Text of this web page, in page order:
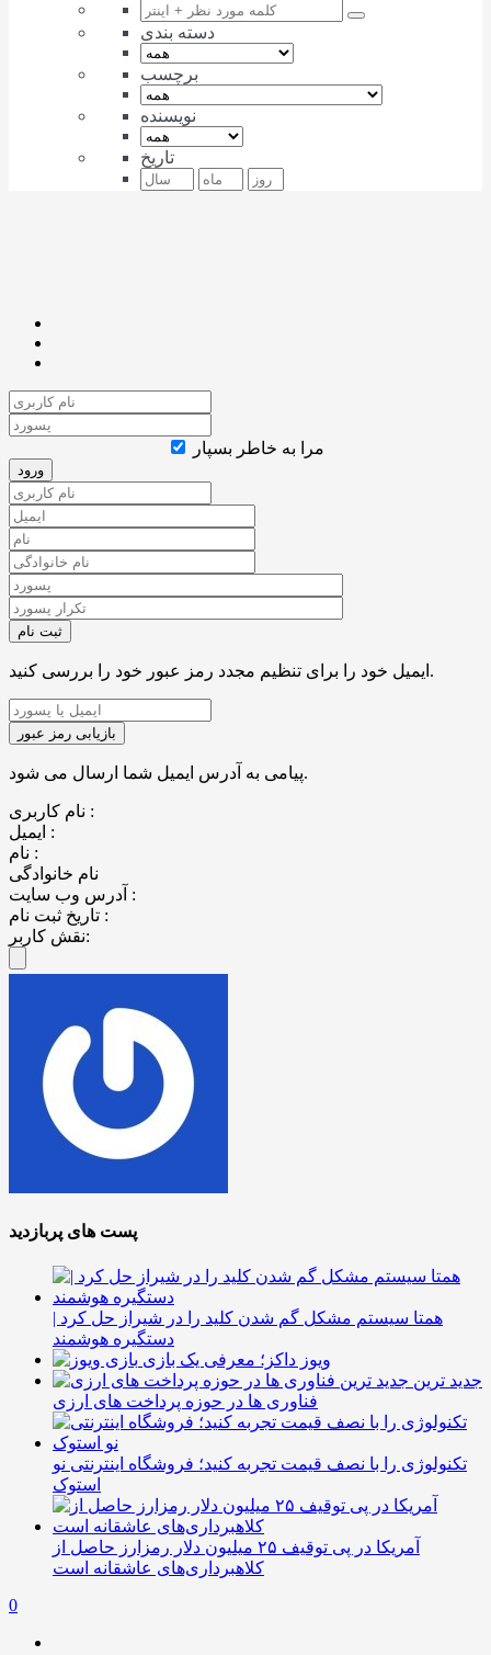
دسته بندی
برچسب
نویسنده
تاریخ
مرا به خاطر بسپار
ایمیل خود را برای تنظیم مجدد رمز عبور خود را بررسی کنید.
پیامی به آدرس ایمیل شما ارسال می شود.
نام کاربری :
ایمیل :
نام :
نام خانوادگی
آدرس وب سایت :
تاریخ ثبت نام :
نقش کاربر:
پست های پربازدید
همتا سیستم مشکل گم شدن کلید را در شیراز حل کرد |
دستگیره هوشمند
ویوز داکز؛ معرفی یک بازی
جدید ترین
فناوری ها در حوزه پرداخت های ارزی
تکنولوژی را با نصف قیمت تجربه کنید؛ فروشگاه اینترنتی نو
استوک
آمریکا در پی توقیف ۲۵ میلیون دلار رمزارز حاصل از
کلاهبرداری‌های عاشقانه است
0